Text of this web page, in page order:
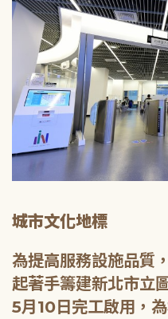
城市文化地標
為提高服務設施品質
起著手籌建新北市立
5月10日完工啟用，